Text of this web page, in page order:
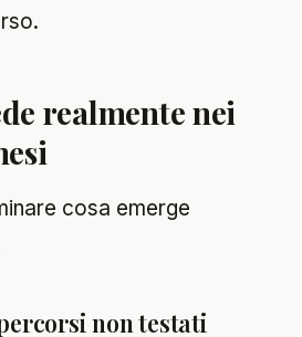
realmente nei
cosa emerge
non testati